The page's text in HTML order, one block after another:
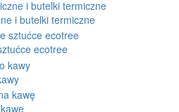
i butelki termiczne
ecotree